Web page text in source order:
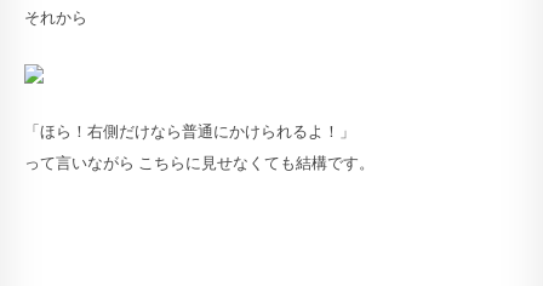
それから
「ほら！右側だけなら普通にかけられるよ！」
って言いながら こちらに見せなくても結構です。